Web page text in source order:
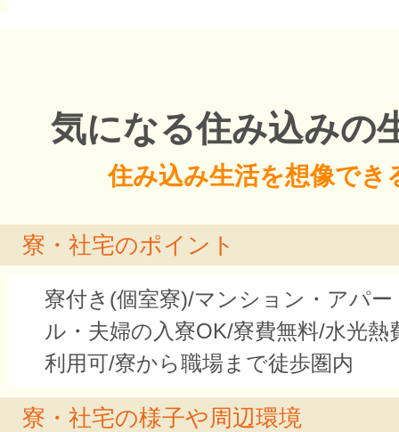
気になる住み込みの
住み込み生活を想像でき
寮・社宅のポイント
寮付き(個室寮)/マンション・アパ
ル・夫婦の入寮OK/寮費無料/水光熱
利用可/寮から職場まで徒歩圏内
寮・社宅の様子や周辺環境